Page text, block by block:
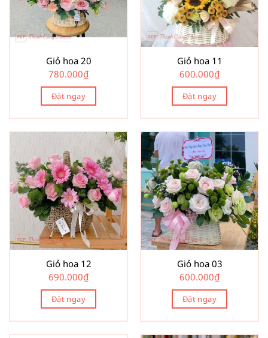
Giỏ hoa 20
780.000₫
Đặt ngay
Giỏ hoa 11
600.000₫
Đặt ngay
Giỏ hoa 12
690.000₫
Đặt ngay
Giỏ hoa 03
600.000₫
Đặt ngay